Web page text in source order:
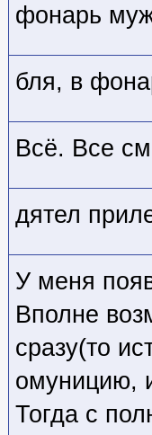
фонарь
бля, в
Всё. Все
дятел
У меня
Вполне
сразу(то
омуницию,
Тогда с